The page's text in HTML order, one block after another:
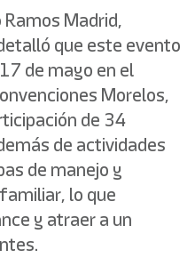
Madrid,
que este evento
de mayo en el
Morelos,
de 34
de actividades
de manejo y
lo que
y atraer a un